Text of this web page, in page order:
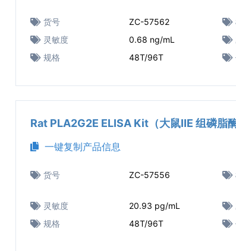
货号 ZC-57562
灵敏度
0.68 ng/mL
规格
48T/96T
Rat PLA2G2E ELISA Kit（大鼠ⅡE 组磷脂
一键复制产品信息
货号 ZC-57556
灵敏度
20.93 pg/mL
规格
48T/96T